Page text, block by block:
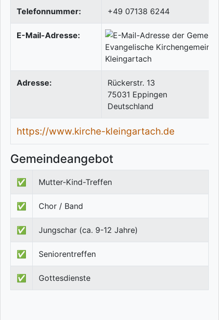
Telefonnummer: +49 07138 6244
E-Mail-Adresse:
Adresse:
Rückerstr. 13
75031 Eppingen
Deutschland
https://www.kirche-kleingartach.de
Gemeindeangebot
✅ Mutter-Kind-Treffen
✅ Chor / Band
✅ Jungschar (ca. 9-12 Jahre)
✅ Seniorentreffen
✅ Gottesdienste